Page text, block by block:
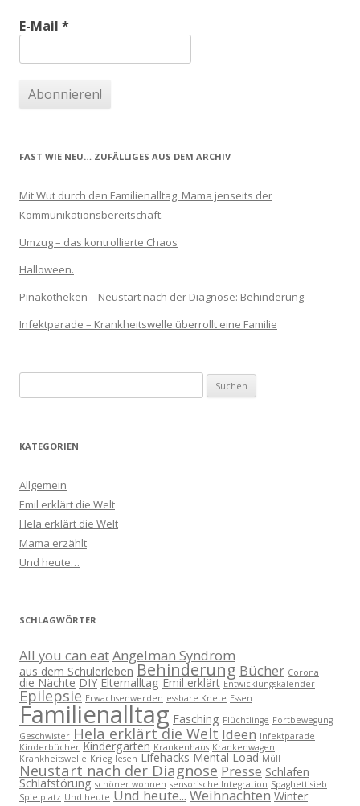
E-Mail *
FAST WIE NEU… ZUFÄLLIGES AUS DEM ARCHIV
Mit Wut durch den Familienalltag. Mama jenseits der
Kommunikationsbereitschaft.
Umzug – das kontrollierte Chaos
Halloween.
Pinakotheken – Neustart nach der Diagnose: Behinderung
Infektparade – Krankheitswelle überrollt eine Familie
nach:
KATEGORIEN
Allgemein
Emil erklärt die Welt
Hela erklärt die Welt
Mama erzählt
Und heute…
SCHLAGWÖRTER
All you can eatAngelman Syndrom
aus dem Schülerleben Behinderung Bücher Corona
die Nächte DIY Elternalltag Emil erklärt Entwicklungskalender
Epilepsie Erwachsenwerden essbare Knete Essen
Familienalltag Fasching Flüchtlinge Fortbewegung
Geschwister Hela erklärt die Welt Ideen Infektparade
Kinderbücher Kindergarten Krankenhaus Krankenwagen
Krankheitswelle Krieg lesen Lifehacks Mental Load Müll
Neustart nach der Diagnose Presse Schlafen
Schlafstörung schöner wohnen sensorische Integration Spaghettisieb
Spielplatz Und heute Und heute...Weihnachten Winter